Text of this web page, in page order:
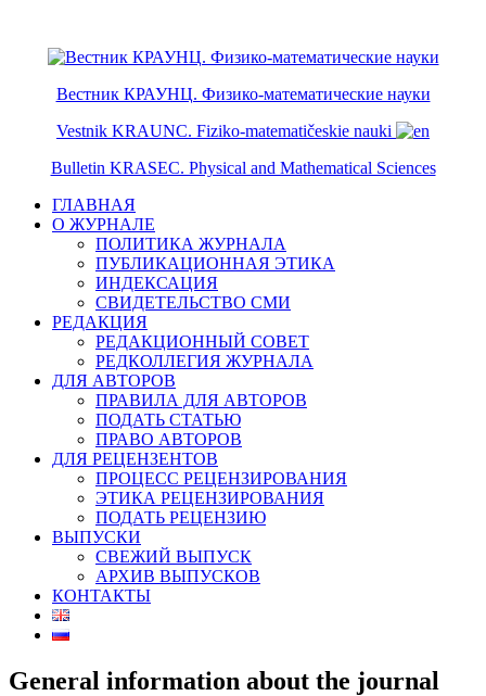
Вестник КРАУНЦ. Физико-математические науки
Vestnik KRAUNC. Fiziko-matematičeskie nauki
Bulletin KRASEC. Physical and Mathematical Sciences
ГЛАВНАЯ
О ЖУРНАЛЕ
ПОЛИТИКА ЖУРНАЛА
ПУБЛИКАЦИОННАЯ ЭТИКА
ИНДЕКСАЦИЯ
СВИДЕТЕЛЬСТВО СМИ
РЕДАКЦИЯ
РЕДАКЦИОННЫЙ СОВЕТ
РЕДКОЛЛЕГИЯ ЖУРНАЛА
ДЛЯ АВТОРОВ
ПРАВИЛА ДЛЯ АВТОРОВ
ПОДАТЬ СТАТЬЮ
ПРАВО АВТОРОВ
ДЛЯ РЕЦЕНЗЕНТОВ
ПРОЦЕСС РЕЦЕНЗИРОВАНИЯ
ЭТИКА РЕЦЕНЗИРОВАНИЯ
ПОДАТЬ РЕЦЕНЗИЮ
ВЫПУСКИ
СВЕЖИЙ ВЫПУСК
АРХИВ ВЫПУСКОВ
КОНТАКТЫ
General information about the journal